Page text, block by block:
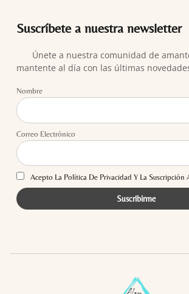
Suscríbete a nuestra newsletter
Únete a nuestra comunidad de
mantente al día con las últimas
Nombre
Correo Electrónico
Acepto La Política De Privacidad Y La Suscripción